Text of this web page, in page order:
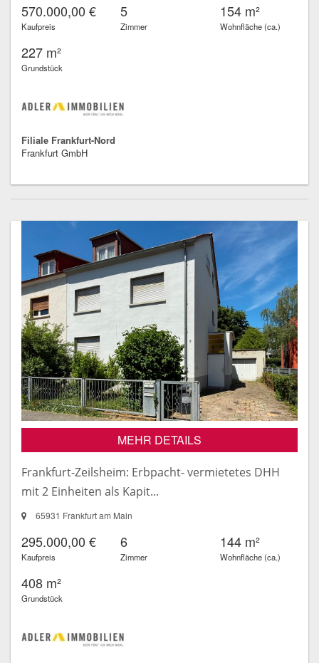
570.000,00 €
Kaufpreis
5
Zimmer
154 m²
Wohnfläche (ca.)
227 m²
Grundstück
Filiale Frankfurt-Nord
Frankfurt GmbH
MEHR DETAILS
Frankfurt-Zeilsheim: Erbpacht- vermietetes DHH
mit 2 Einheiten als Kapit...
65931 Frankfurt am Main
295.000,00 €
Kaufpreis
6
Zimmer
144 m²
Wohnfläche (ca.)
408 m²
Grundstück